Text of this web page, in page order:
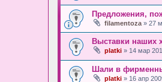
Предложения,
filamentoza » 27
Выставки наших
platki » 14 мар
Шали в
platki » 16 апр